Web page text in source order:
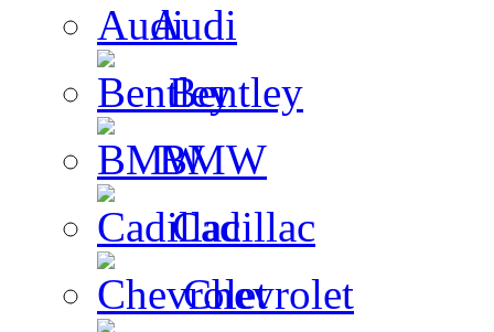
Audi
Bentley
BMW
Cadillac
Chevrolet